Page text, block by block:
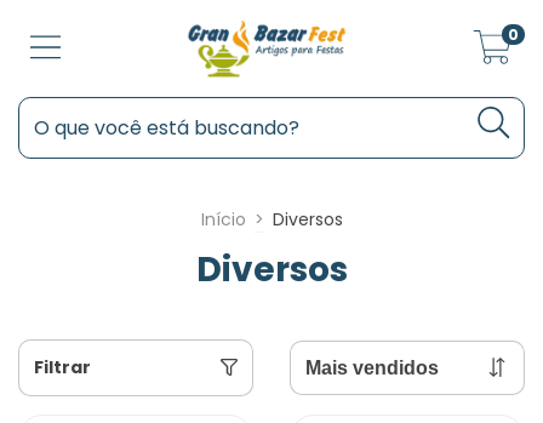
0
Início > Diversos
Diversos
Filtrar